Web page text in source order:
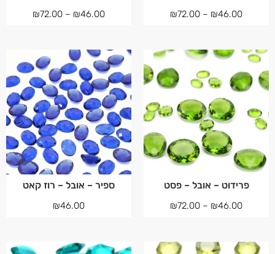
₪46.00
–
₪72.00
₪46.00
–
₪72.00
פרידוט – אובל – פסט
₪46.00
–
₪72.00
ספיר – אובל – רוז קאט
₪46.00